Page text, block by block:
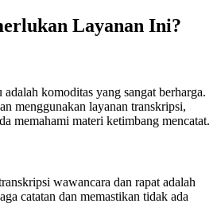
Layanan Ini?
komoditas yang sangat berharga.
menggunakan layanan transkripsi,
memahami materi ketimbang mencatat.
wawancara dan rapat adalah
catatan dan memastikan tidak ada